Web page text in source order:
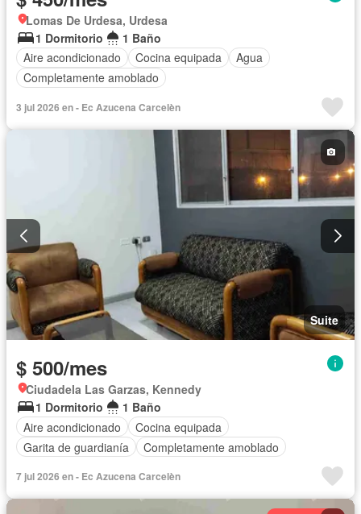
Lomas De Urdesa, Urdesa
1 Dormitorio
1 Baño
Aire acondicionado
Cocina equipada
Agua
Completamente amoblado
3 jul 2026 en - Ec Azucena Carcelèn
Suite
$ 500/mes
Ciudadela Las Garzas, Kennedy
1 Dormitorio
1 Baño
Aire acondicionado
Cocina equipada
Garita de guardianía
Completamente amoblado
7 jul 2026 en - Ec Azucena Carcelèn